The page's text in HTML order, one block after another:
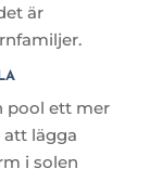
är
pool ett mer
lägga
i solen